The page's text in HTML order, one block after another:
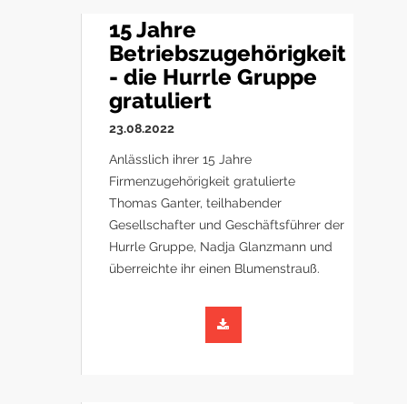
15 Jahre
Betriebszugehörigkeit
- die Hurrle Gruppe
gratuliert
23.08.2022
Anlässlich ihrer 15 Jahre
Firmenzugehörigkeit gratulierte
Thomas Ganter, teilhabender
Gesellschafter und Geschäftsführer der
Hurrle Gruppe, Nadja Glanzmann und
überreichte ihr einen Blumenstrauß.